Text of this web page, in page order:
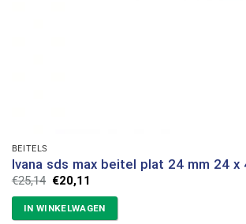
BEITELS
Ivana sds max beitel plat 24 mm 24 x
€25,14 Oorspronkelijke
prijs
was:
€25,14.
€20,11
is:
€20,11.
IN WINKELWAGEN